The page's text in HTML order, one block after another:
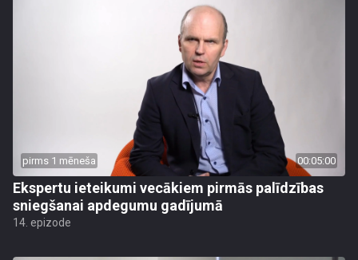
pirms 1 mēneša 00:05:00
Ekspertu ieteikumi vecākiem pirmās palīdzības
sniegšanai apdegumu gadījumā
14. epizode